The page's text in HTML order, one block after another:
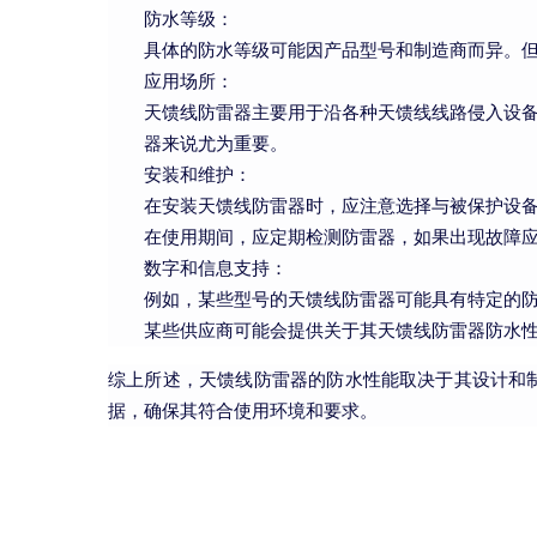
防水等级：
具体的防水等级可能因产品型号和制造商而异。
应用场所：
天馈线防雷器主要用于沿各种天馈线线路侵入设
器来说尤为重要。
安装和维护：
在安装天馈线防雷器时，应注意选择与被保护设
在使用期间，应定期检测防雷器，如果出现故障
数字和信息支持：
例如，某些型号的天馈线防雷器可能具有特定的
某些供应商可能会提供关于其天馈线防雷器防水
综上所述，天馈线防雷器的防水性能取决于其设计
据，确保其符合使用环境和要求。